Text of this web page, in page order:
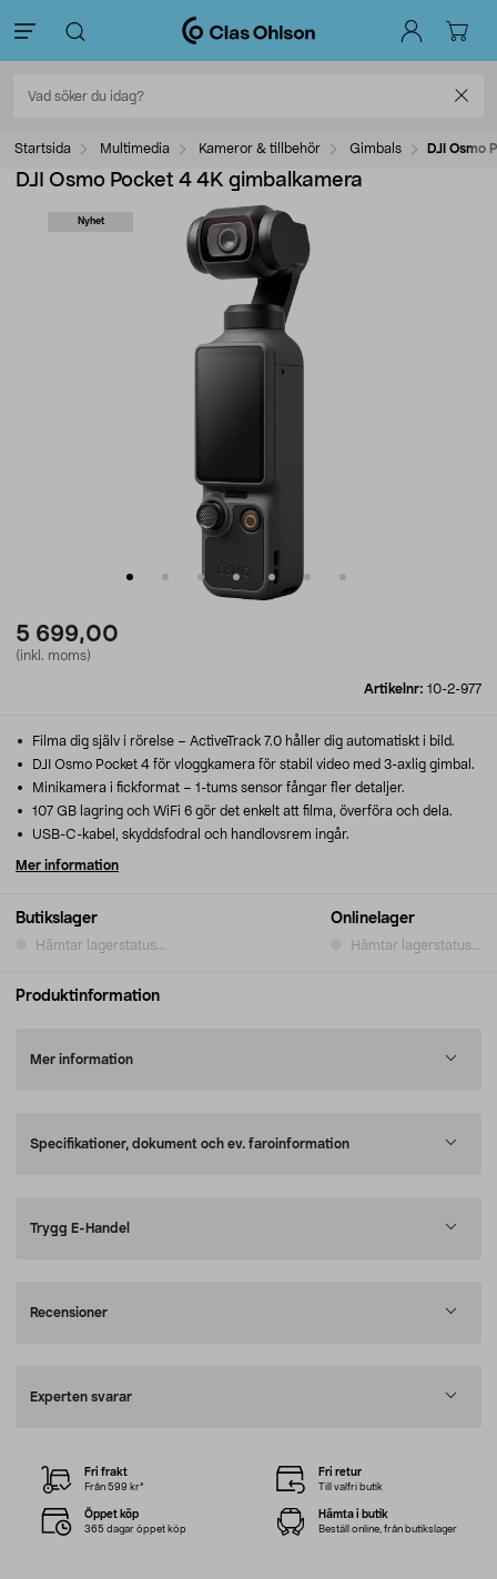
Startsida Multimedia Kameror & tillbehör Gimbals DJI Osmo
DJI Osmo Pocket 4 4K gimbalkamera
Nyhet
5 699,00
(inkl. moms)
Artikelnr: 10-2-977
Butikslager
Hämtar lagerstatus...
Onlinelager
Hämtar lagerstatus...
Filma dig själv i rörelse – ActiveTrack 7.0 håller dig automatiskt i bild.
DJI Osmo Pocket 4 för vloggkamera för stabil video med 3-axlig gimbal.
Minikamera i fickformat – 1-tums sensor fångar fler detaljer.
107 GB lagring och WiFi 6 gör det enkelt att filma, överföra och dela.
USB-C-kabel, skyddsfodral och handlovsrem ingår.
Mer information
Produktinformation
Mer information
Specifikationer, dokument och ev. faroinformation
Trygg E-Handel
Recensioner
Experten svarar
Fri frakt
Från 599 kr*
Fri retur
Till valfri butik
Öppet köp
365 dagar öppet köp
Hämta i butik
Beställ online, från butikslager